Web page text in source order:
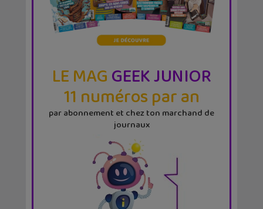
LE MAGGEEK JUNIOR
11 numéros par an
par abonnement et chez ton marchand de
journaux